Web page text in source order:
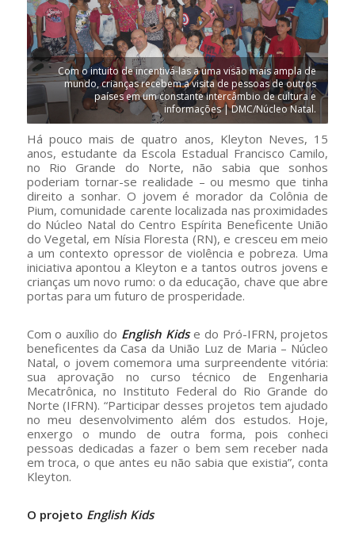
Com o intuito de incentivá-las a uma visão mais ampla de
mundo, crianças recebem a visita de pessoas de outros
países em um constante intercâmbio de cultura e
informações | DMC/Núcleo Natal.
Há pouco mais de quatro anos, Kleyton Neves, 15
anos, estudante da Escola Estadual Francisco Camilo,
no Rio Grande do Norte, não sabia que sonhos
poderiam tornar-se realidade – ou mesmo que tinha
direito a sonhar. O jovem é morador da Colônia de
Pium, comunidade carente localizada nas proximidades
do Núcleo Natal do Centro Espírita Beneficente União
do Vegetal, em Nísia Floresta (RN), e cresceu em meio
a um contexto opressor de violência e pobreza. Uma
iniciativa apontou a Kleyton e a tantos outros jovens e
crianças um novo rumo: o da educação, chave que abre
portas para um futuro de prosperidade.
Com o auxílio do English Kidse do Pró-IFRN, projetos
beneficentes da Casa da União Luz de Maria – Núcleo
Natal, o jovem comemora uma surpreendente vitória:
sua aprovação no curso técnico de Engenharia
Mecatrônica, no Instituto Federal do Rio Grande do
Norte (IFRN). “Participar desses projetos tem ajudado
no meu desenvolvimento além dos estudos. Hoje,
enxergo o mundo de outra forma, pois conheci
pessoas dedicadas a fazer o bem sem receber nada
em troca, o que antes eu não sabia que existia”, conta
Kleyton.
O projeto English Kids